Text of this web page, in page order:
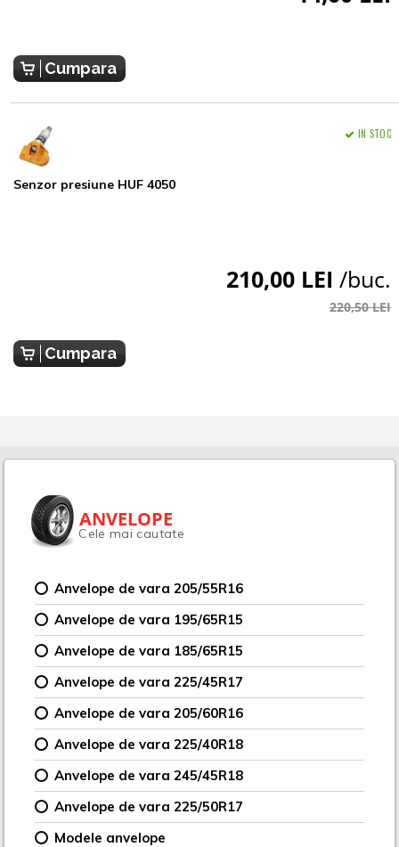
Cumpara
Senzor presiune HUF 4050
IN STOC
210,00 LEI /buc.
220,50 LEI
Cumpara
ANVELOPE
Cele mai cautate
Anvelope de vara 205/55R16
Anvelope de vara 195/65R15
Anvelope de vara 185/65R15
Anvelope de vara 225/45R17
Anvelope de vara 205/60R16
Anvelope de vara 225/40R18
Anvelope de vara 245/45R18
Anvelope de vara 225/50R17
Modele anvelope